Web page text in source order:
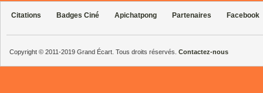
Citations Badges Ciné Apichatpong Partenaires Facebook
Copyright © 2011-2019 Grand Écart. Tous droits réservés. Contactez-nous